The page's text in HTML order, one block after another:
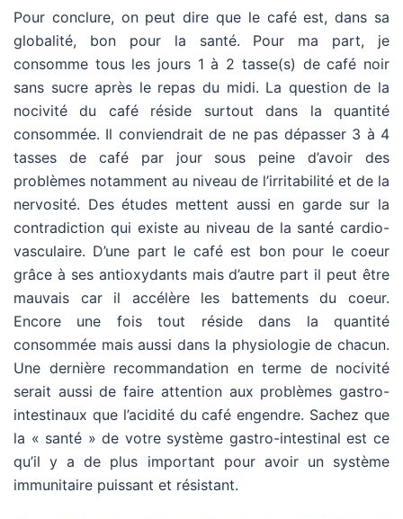
Pour conclure, on peut dire que le café est, dans sa
globalité, bon pour la santé. Pour ma part, je
consomme tous les jours 1 à 2 tasse(s) de café noir
sans sucre après le repas du midi. La question de la
nocivité du café réside surtout dans la quantité
consommée. Il conviendrait de ne pas dépasser 3 à 4
tasses de café par jour sous peine d’avoir des
problèmes notamment au niveau de l’irritabilité et de la
nervosité. Des études mettent aussi en garde sur la
contradiction qui existe au niveau de la santé cardio-
vasculaire. D’une part le café est bon pour le coeur
grâce à ses antioxydants mais d’autre part il peut être
mauvais car il accélère les battements du coeur.
Encore une fois tout réside dans la quantité
consommée mais aussi dans la physiologie de chacun.
Une dernière recommandation en terme de nocivité
serait aussi de faire attention aux problèmes gastro-
intestinaux que l’acidité du café engendre. Sachez que
la « santé » de votre système gastro-intestinal est ce
qu’il y a de plus important pour avoir un système
immunitaire puissant et résistant.